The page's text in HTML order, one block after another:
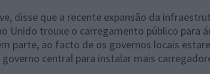
disse que a recente expansão da
Unido trouxe o carregamento público para
parte, ao facto de os governos locais
central para instalar mais